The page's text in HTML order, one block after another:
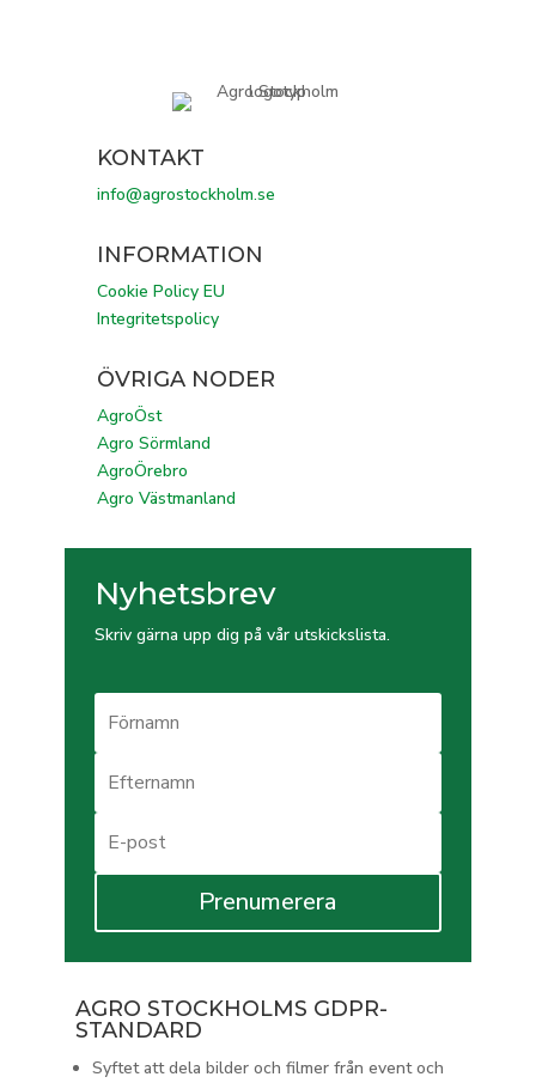
KONTAKT
info@agrostockholm.se
INFORMATION
Cookie Policy EU
Integritetspolicy
ÖVRIGA NODER
AgroÖst
Agro Sörmland
AgroÖrebro
Agro Västmanland
Nyhetsbrev
Skriv gärna upp dig på vår utskickslista.
Prenumerera
AGRO STOCKHOLMS GDPR-
STANDARD
Syftet att dela bilder och filmer från event och